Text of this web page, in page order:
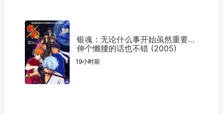
银魂：无论什么事开始虽然重要但
伸个懒腰的话也不错 (2005)
19小时前